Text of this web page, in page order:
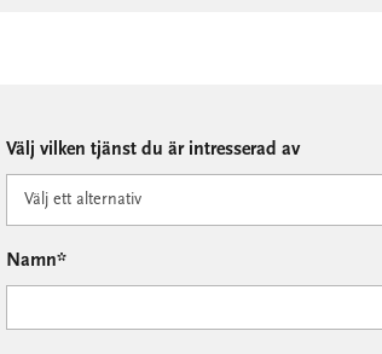
Välj vilken tjänst du är intresserad av
Namn*